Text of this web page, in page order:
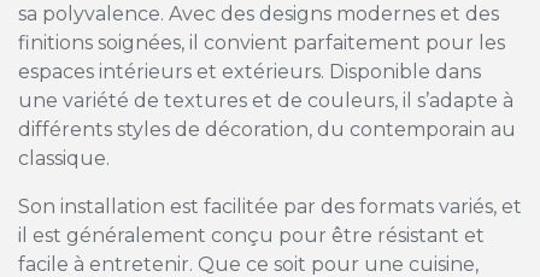
sa polyvalence. Avec des designs modernes et des
finitions soignées, il convient parfaitement pour les
espaces intérieurs et extérieurs. Disponible dans
une variété de textures et de couleurs, il s’adapte à
différents styles de décoration, du contemporain au
classique.
Son installation est facilitée par des formats variés, et
il est généralement conçu pour être résistant et
facile à entretenir. Que ce soit pour une cuisine,